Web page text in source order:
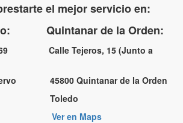
el mejor servicio en:
Quintanar de la Orden:
69 Calle Tejeros, 15 (Junto a
45800 Quintanar de la Orden
Toledo
Ver en Maps